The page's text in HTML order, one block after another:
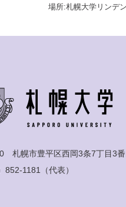
場所:札幌大学リンデ
札幌市豊平区西岡3条7丁目3
852-1181 （代表）